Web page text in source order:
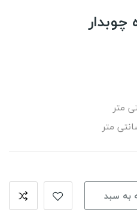
چوبدار
به سبد